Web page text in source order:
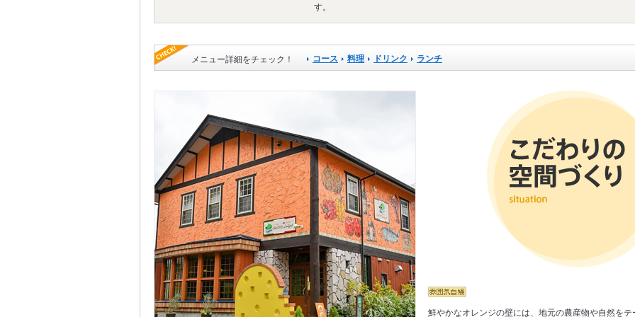
す。
メニュー詳細をチェック！ コース 料理 ドリンク ランチ
鮮やかなオレンジの壁には、地元の農産物や自然をテ